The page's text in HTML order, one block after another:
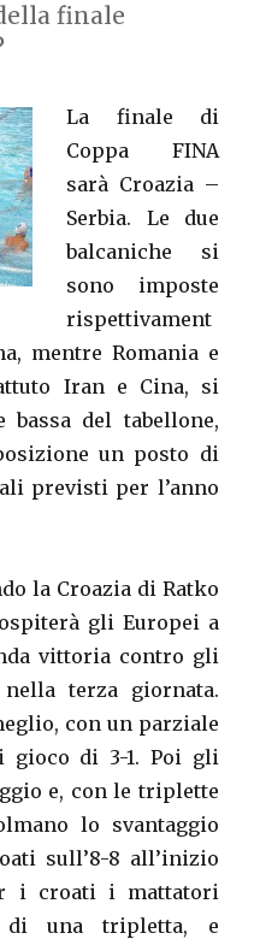
finale
La finale di
Coppa FINA
sarà Croazia –
Serbia. Le due
balcaniche si
sono imposte
rispettivament
mentre Romania e
Iran e Cina, si
del tabellone,
un posto di
previsti per l’anno
la Croazia di Ratko
gli Europei a
vittoria contro gli
terza giornata.
con un parziale
gioco di 3-1. Poi gli
e, con le triplette
lo svantaggio
sull’8-8 all’inizio
i croati i mattatori
di una tripletta, e